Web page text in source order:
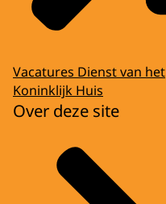
Vacatures Dienst van het
Koninklijk Huis
Over deze site